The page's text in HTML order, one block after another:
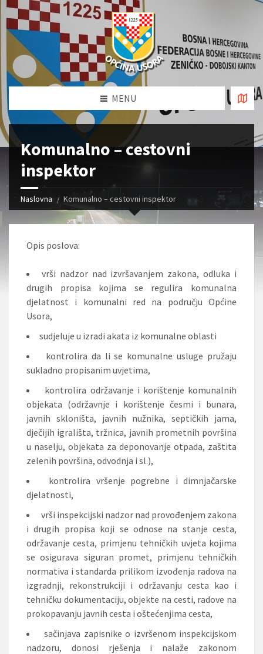
MENU
Komunalno – cestovni
inspektor
Naslovna Komunalno – cestovni inspektor
Opis poslova:
vrši nadzor nad izvršavanjem zakona, odluka i
drugih propisa kojima se regulira komunalna
djelatnost i komunalni red na području Općine
Usora,
sudjeluje u izradi akata iz komunalne oblasti
kontrolira da li se komunalne usluge pružaju
sukladno propisanim uvjetima,
kontrolira održavanje i korištenje komunalnih
objekata (održavnje i korištenje česmi i bunara,
javnih skloništa, javnih nužnika, septičkih jama,
dječijih igrališta, tržnica, javnih prometnih površina
u naselju, objekata za deponovanje otpada, zaštita
zelenih površina, odvodnja i sl.),
kontrolira vršenje pogrebne i dimnjačarske
djelatnosti,
vrši inspekcijski nadzor nad provođenjem zakona
i drugih propisa koji se odnose na stanje cesta,
održavanje cesta, primjenu tehničkih uvjeta kojima
se osigurava siguran promet, primjenu tehničkih
normativa i standarda prilikom izvođenja radova na
izgradnji, rekonstrukciji i održavanju cesta kao i
tehničku dokumentaciju, objekte na cesti, radove na
prokopavanju javnih cesta i oštećenjima cesta,
sačinjava zapisnike o izvršenom inspekcijskom
nadzoru, donosi rješenja i nalaže zakonom